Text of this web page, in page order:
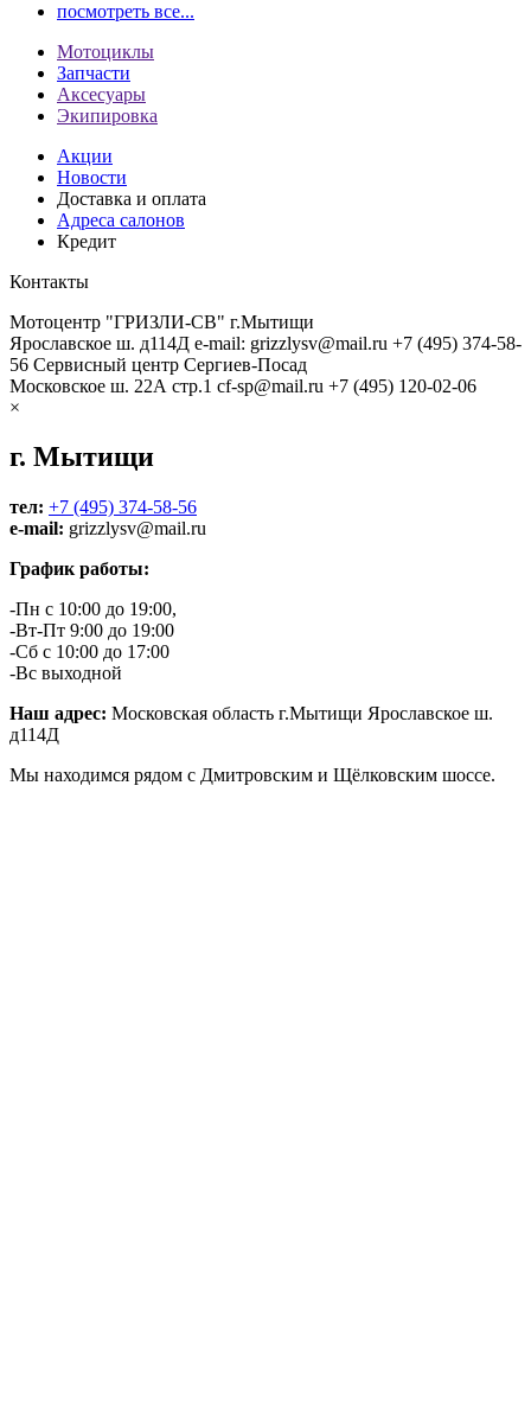
посмотреть все...
Мотоциклы
Запчасти
Аксесуары
Экипировка
Акции
Новости
Доставка и оплата
Адреса салонов
Кредит
Контакты
Мотоцентр "ГРИЗЛИ-СВ" г.Мытищи
Ярославское ш. д114Д e-mail: grizzlysv@mail.ru +7 (495) 374-58-
56 Сервисный центр Сергиев-Посад
Московское ш. 22А стр.1 cf-sp@mail.ru +7 (495) 120-02-06
×
г. Мытищи
тел: +7 (495) 374-58-56
e-mail: grizzlysv@mail.ru
График работы:
-Пн с 10:00 до 19:00,
-Вт-Пт 9:00 до 19:00
-Сб с 10:00 до 17:00
-Вс выходной
Наш адрес: Московская область г.Мытищи Ярославское ш.
д114Д
Мы находимся рядом с Дмитровским и Щёлковским шоссе.